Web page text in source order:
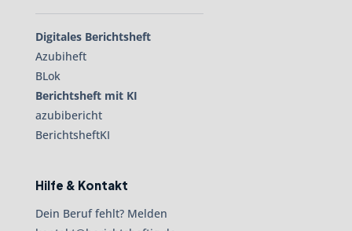
Digitales Berichtsheft
Azubiheft
BLok
Berichtsheft mit KI
azubibericht
BerichtsheftKI
Hilfe & Kontakt
Dein Beruf fehlt? Melden